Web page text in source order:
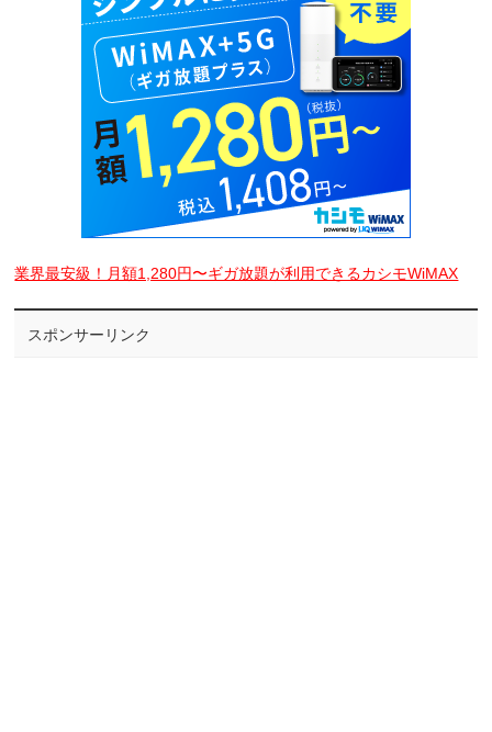
業界最安級！月額1,280円〜ギガ放題が利用できるカシモWiMAX
スポンサーリンク